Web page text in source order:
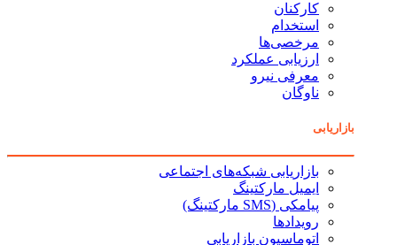
کارکنان
استخدام
مرخصی‌ها
ارزیابی عملکرد
معرفی نیرو
ناوگان
بازاریابی
بازاریابی شبکه‌های اجتماعی
ایمیل مارکتینگ
پیامکی (SMS مارکتینگ)
رویدادها
اتوماسیون بازاریابی